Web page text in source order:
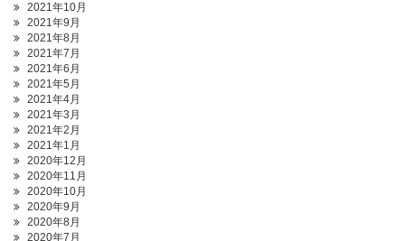
2021年10月
2021年9月
2021年8月
2021年7月
2021年6月
2021年5月
2021年4月
2021年3月
2021年2月
2021年1月
2020年12月
2020年11月
2020年10月
2020年9月
2020年8月
2020年7月